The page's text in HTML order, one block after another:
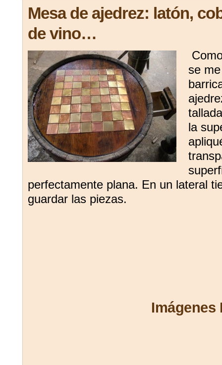
Mesa de ajedrez: latón,
de vino…
se
la
perfectamente plana. En un lateral
guardar las piezas.
Imágenes